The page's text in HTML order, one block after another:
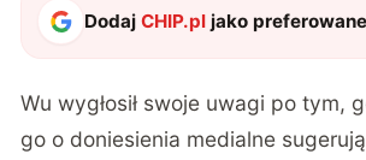
DodajCHIP.pl jako
Wu wygłosił swoje uwagi po tym,
go o doniesienia medialne